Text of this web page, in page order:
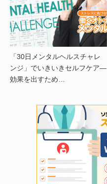
「30日メンタルヘルスチャレ
ンジ」でいきいきセルフケア―
効果を出すため…